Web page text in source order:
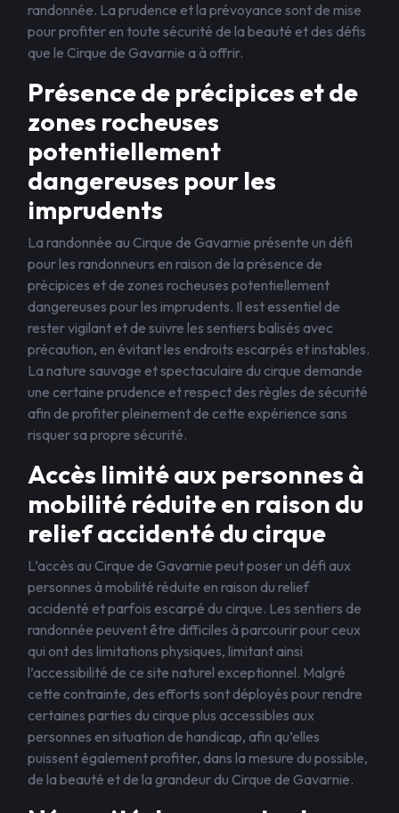
randonnée. La prudence et la prévoyance sont de mise
pour profiter en toute sécurité de la beauté et des défis
que le Cirque de Gavarnie a à offrir.
Présence de précipices et de
zones rocheuses
potentiellement
dangereuses pour les
imprudents
La randonnée au Cirque de Gavarnie présente un défi
pour les randonneurs en raison de la présence de
précipices et de zones rocheuses potentiellement
dangereuses pour les imprudents. Il est essentiel de
rester vigilant et de suivre les sentiers balisés avec
précaution, en évitant les endroits escarpés et instables.
La nature sauvage et spectaculaire du cirque demande
une certaine prudence et respect des règles de sécurité
afin de profiter pleinement de cette expérience sans
risquer sa propre sécurité.
Accès limité aux personnes à
mobilité réduite en raison du
relief accidenté du cirque
L’accès au Cirque de Gavarnie peut poser un défi aux
personnes à mobilité réduite en raison du relief
accidenté et parfois escarpé du cirque. Les sentiers de
randonnée peuvent être difficiles à parcourir pour ceux
qui ont des limitations physiques, limitant ainsi
l’accessibilité de ce site naturel exceptionnel. Malgré
cette contrainte, des efforts sont déployés pour rendre
certaines parties du cirque plus accessibles aux
personnes en situation de handicap, afin qu’elles
puissent également profiter, dans la mesure du possible,
de la beauté et de la grandeur du Cirque de Gavarnie.